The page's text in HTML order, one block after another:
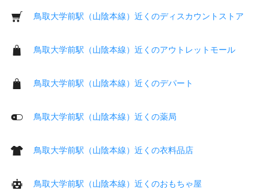
鳥取大学前駅（山陰本線）近くのディスカウントストア
鳥取大学前駅（山陰本線）近くのアウトレットモール
鳥取大学前駅（山陰本線）近くのデパート
鳥取大学前駅（山陰本線）近くの薬局
鳥取大学前駅（山陰本線）近くの衣料品店
鳥取大学前駅（山陰本線）近くのおもちゃ屋